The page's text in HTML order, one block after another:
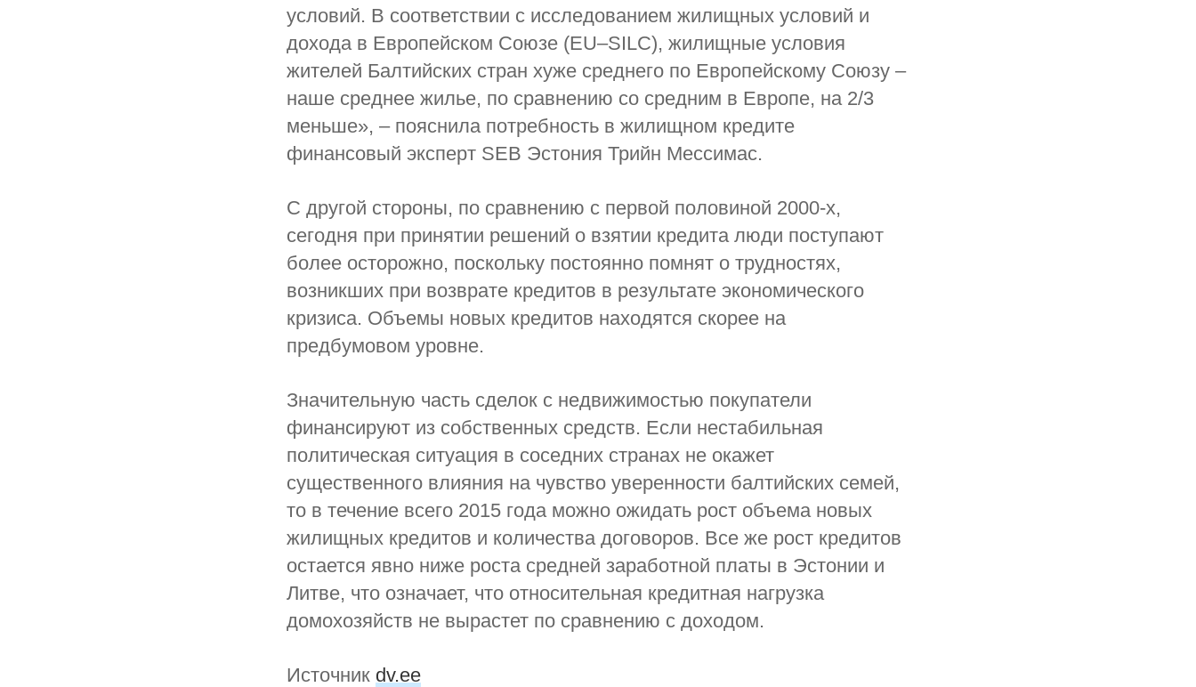
условий. В соответствии с исследованием жилищных условий и
дохода в Европейском Союзе (EU–SILC), жилищные условия
жителей Балтийских стран хуже среднего по Европейскому Союзу –
наше среднее жилье, по сравнению со средним в Европе, на 2/3
меньше», – пояснила потребность в жилищном кредите
финансовый эксперт SEB Эстония Трийн Мессимас.
С другой стороны, по сравнению с первой половиной 2000-х,
сегодня при принятии решений о взятии кредита люди поступают
более осторожно, поскольку постоянно помнят о трудностях,
возникших при возврате кредитов в результате экономического
кризиса. Объемы новых кредитов находятся скорее на
предбумовом уровне.
Значительную часть сделок с недвижимостью покупатели
финансируют из собственных средств. Если нестабильная
политическая ситуация в соседних странах не окажет
существенного влияния на чувство уверенности балтийских семей,
то в течение всего 2015 года можно ожидать рост объема новых
жилищных кредитов и количества договоров. Все же рост кредитов
остается явно ниже роста средней заработной платы в Эстонии и
Литве, что означает, что относительная кредитная нагрузка
домохозяйств не вырастет по сравнению с доходом.
Источник dv.ee